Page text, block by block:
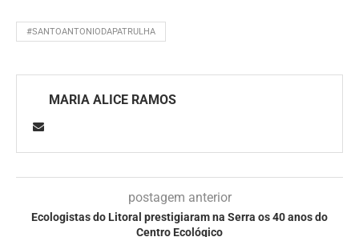
#SANTOANTONIODAPATRULHA
MARIA ALICE RAMOS
postagem anterior
Ecologistas do Litoral prestigiaram na Serra os 40 anos do
Centro Ecológico